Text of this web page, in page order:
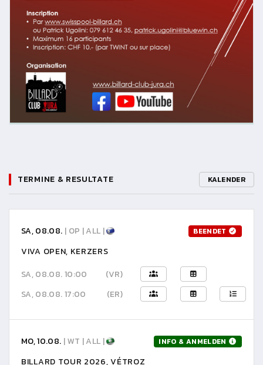
TERMINE & RESULTATE KALENDER
SA, 08.08. | OP | ALL | BEENDET
VIVA OPEN, KERZERS
SA, 08.08. 10:00
(VR)
SA, 08.08. 17:00
(ER)
MO, 10.08. | WT | ALL | INFO & ANMELDEN
BILLARD TOUR 2026, VÉTROZ